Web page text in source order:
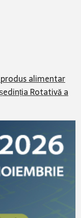
alimentar
Rotativă a